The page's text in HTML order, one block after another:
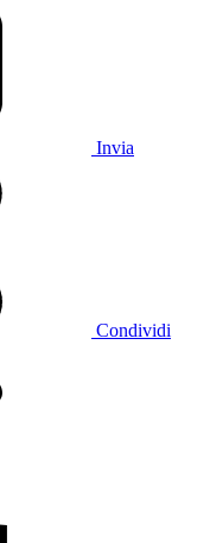
Invia
Condividi